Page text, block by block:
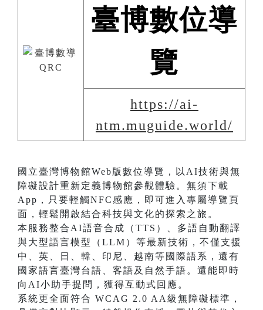
臺博數位導
覽
https://ai-
ntm.muguide.world/
國立臺灣博物館Web版數位導覽，以AI技術與無
障礙設計重新定義博物館參觀體驗。無須下載
App，只要輕觸NFC感應，即可進入專屬導覽頁
面，輕鬆開啟結合科技與文化的探索之旅。
本服務整合AI語音合成（TTS）、多語自動翻譯
與大型語言模型（LLM）等最新技術，不僅支援
中、英、日、韓、印尼、越南等國際語系，還有
國家語言臺灣台語、客語及自然手語。還能即時
向AI小助手提問，獲得互動式回應。
系統更全面符合 WCAG 2.0 AA級無障礙標準，